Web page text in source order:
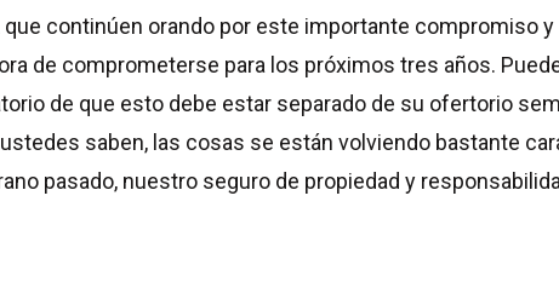
continúen orando por este importante compromiso
de comprometerse para los próximos tres años.
de que esto debe estar separado de su ofertorio
saben, las cosas se están volviendo bastante
pasado, nuestro seguro de propiedad y